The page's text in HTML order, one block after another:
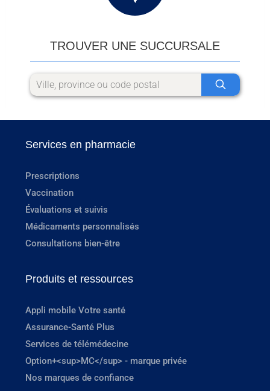
TROUVER UNE SUCCURSALE
Services en pharmacie
Prescriptions
Vaccination
Évaluations et suivis
Médicaments personnalisés
Consultations bien-être
Produits et ressources
Appli mobile Votre santé
Assurance-Santé Plus
Services de télémédecine
Option+<sup>MC</sup> - marque privée
Nos marques de confiance